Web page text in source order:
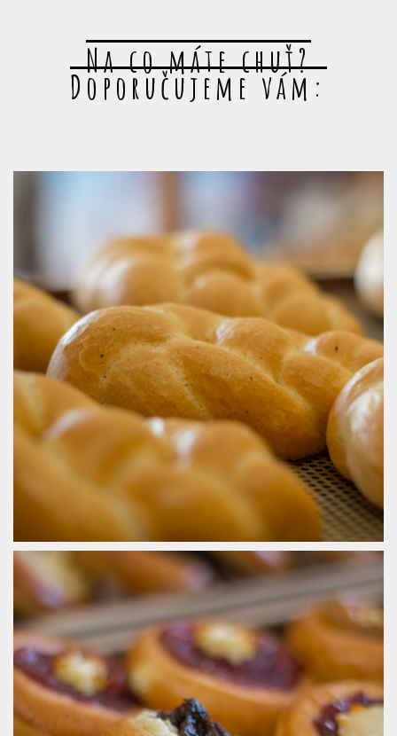
Na co máte chuť?
Doporučujeme vám: